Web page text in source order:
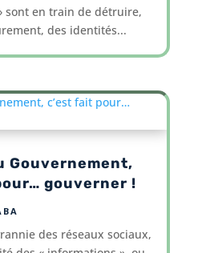
sont en train de détruire,
des identités...
Gouvernement,
gouverner !
des réseaux sociaux,